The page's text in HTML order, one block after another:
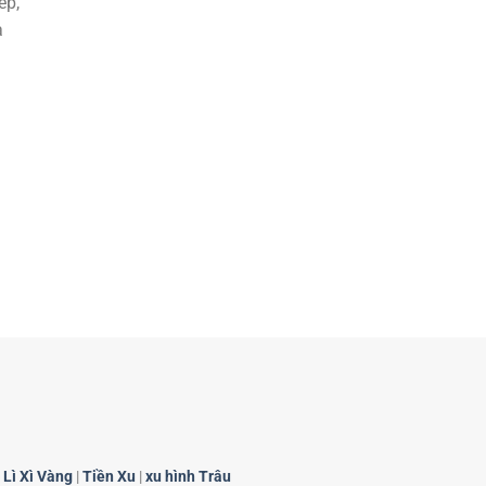
Lì Xì Vàng |Tiền Xu |xu hình Trâu